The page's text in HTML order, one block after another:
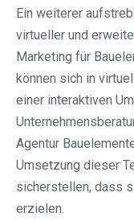
Ein weiterer
virtueller und
Marketing für
können sich in
einer interaktiven
Agentur
Umsetzung dieser
sicherstellen, dass
erzielen.